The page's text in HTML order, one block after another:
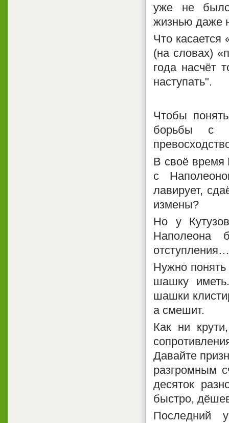
уже не
жизнью даже
Что
(на словах)
года насчёт
наступать".
Чтобы
борьбы с
В своё время
с
лавирует,
измены?
Но у
отступления…
Нужно
шашку
шашки
а смешит.
Как ни
Давайте
разгромным
десяток
быстро,
Последний